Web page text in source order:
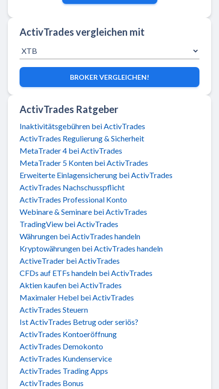
ActivTrades vergleichen mit
BROKER VERGLEICHEN!
ActivTrades Ratgeber
Inaktivitätsgebühren bei ActivTrades
ActivTrades Regulierung & Sicherheit
MetaTrader 4 bei ActivTrades
MetaTrader 5 Konten bei ActivTrades
Erweiterte Einlagensicherung bei ActivTrades
ActivTrades Nachschusspflicht
ActivTrades Professional Konto
Webinare & Seminare bei ActivTrades
TradingView bei ActivTrades
Währungen bei ActivTrades handeln
Kryptowährungen bei ActivTrades handeln
ActiveTrader bei ActivTrades
CFDs auf ETFs handeln bei ActivTrades
Aktien kaufen bei ActivTrades
Maximaler Hebel bei ActivTrades
ActivTrades Steuern
Ist ActivTrades Betrug oder seriös?
ActivTrades Kontoeröffnung
ActivTrades Demokonto
ActivTrades Kundenservice
ActivTrades Trading Apps
ActivTrades Bonus